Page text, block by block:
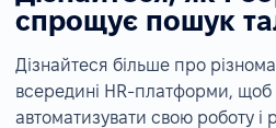
спрощує пошук
Дізнайтеся більше про
всередині HR-платформи,
автоматизувати свою роботу і